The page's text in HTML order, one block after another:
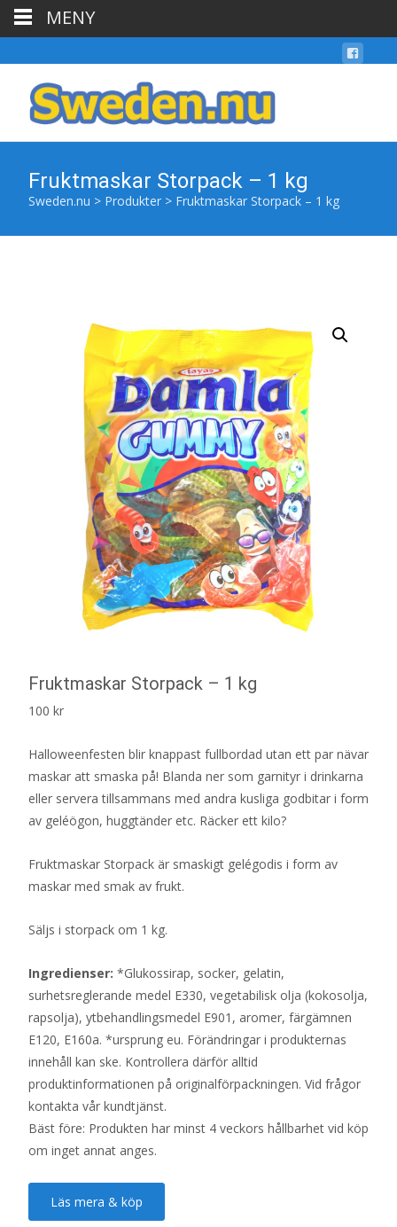
Fruktmaskar Storpack – 1 kg
Sweden.nu > Produkter > Fruktmaskar Storpack – 1 kg
Fruktmaskar Storpack – 1 kg
100 kr
Halloweenfesten blir knappast fullbordad utan ett par nävar
maskar att smaska på! Blanda ner som garnityr i drinkarna
eller servera tillsammans med andra kusliga godbitar i form
av geléögon, huggtänder etc. Räcker ett kilo?
Fruktmaskar Storpack är smaskigt gelégodis i form av
maskar med smak av frukt.
Säljs i storpack om 1 kg.
Ingredienser: *Glukossirap, socker, gelatin,
surhetsreglerande medel E330, vegetabilisk olja (kokosolja,
rapsolja), ytbehandlingsmedel E901, aromer, färgämnen
E120, E160a. *ursprung eu. Förändringar i produkternas
innehåll kan ske. Kontrollera därför alltid
produktinformationen på originalförpackningen. Vid frågor
kontakta vår kundtjänst.
Bäst före: Produkten har minst 4 veckors hållbarhet vid köp
om inget annat anges.
Läs mera & köp
MENY